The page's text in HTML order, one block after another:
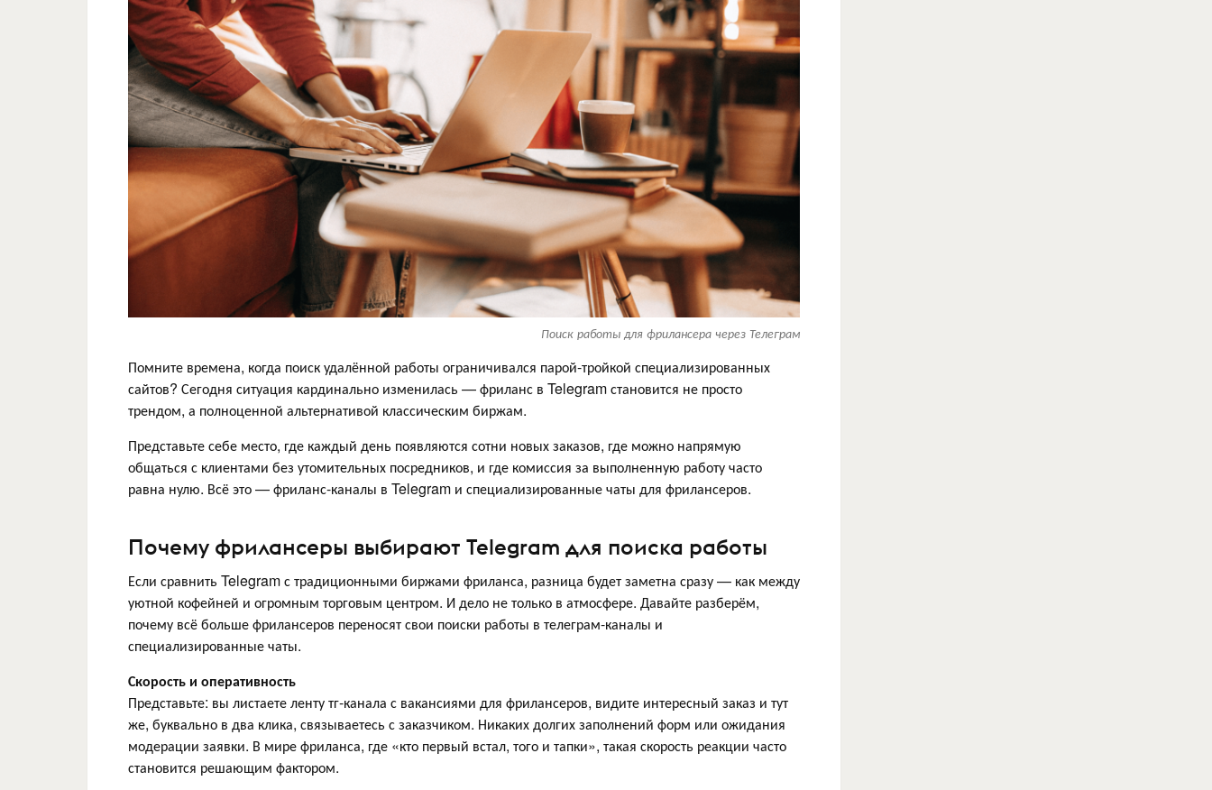
Поиск работы для фрилансера через Телеграм
Помните времена, когда поиск удалённой работы ограничивался парой-тройкой специализированных
сайтов? Сегодня ситуация кардинально изменилась — фриланс в Telegram становится не просто
трендом, а полноценной альтернативой классическим биржам.
Представьте себе место, где каждый день появляются сотни новых заказов, где можно напрямую
общаться с клиентами без утомительных посредников, и где комиссия за выполненную работу часто
равна нулю. Всё это — фриланс-каналы в Telegram и специализированные чаты для фрилансеров.
Почему фрилансеры выбирают Telegram для поиска работы
Если сравнить Telegram с традиционными биржами фриланса, разница будет заметна сразу — как между
уютной кофейней и огромным торговым центром. И дело не только в атмосфере. Давайте разберём,
почему всё больше фрилансеров переносят свои поиски работы в телеграм-каналы и
специализированные чаты.
Скорость и оперативность
Представьте: вы листаете ленту тг-канала с вакансиями для фрилансеров, видите интересный заказ и тут
же, буквально в два клика, связываетесь с заказчиком. Никаких долгих заполнений форм или ожидания
модерации заявки. В мире фриланса, где «кто первый встал, того и тапки», такая скорость реакции часто
становится решающим фактором.